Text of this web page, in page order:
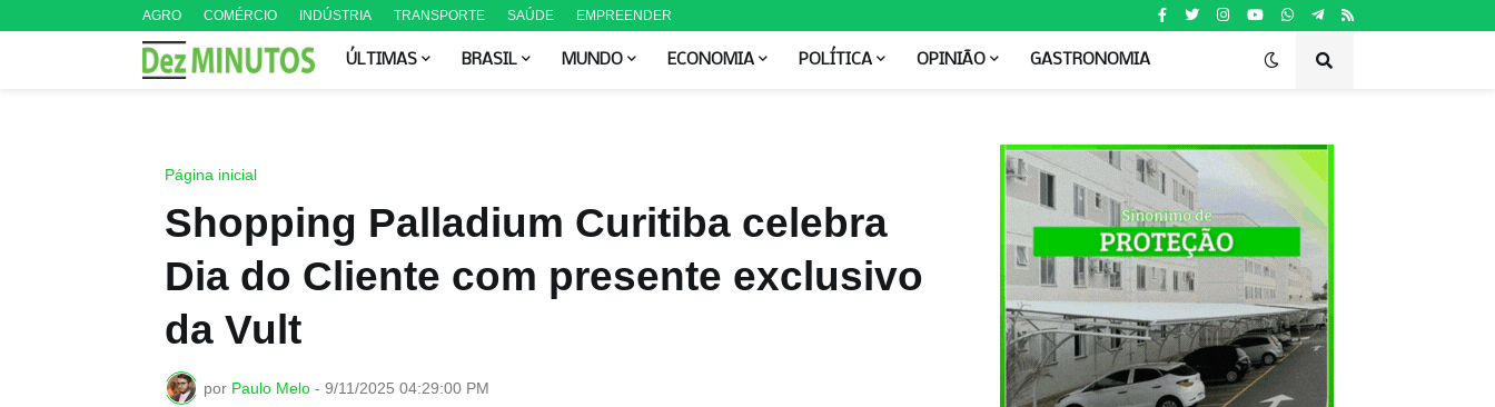
AGRO COMÉRCIO INDÚSTRIA TRANSPORTE SAÚDE EMPREENDER
ÚLTIMAS BRASIL MUNDO ECONOMIA POLÍTICA OPINIÃO GASTRONOMIA
Página inicial
Shopping Palladium Curitiba celebra
Dia do Cliente com presente exclusivo
da Vult
por Paulo Melo - 9/11/2025 04:29:00 PM